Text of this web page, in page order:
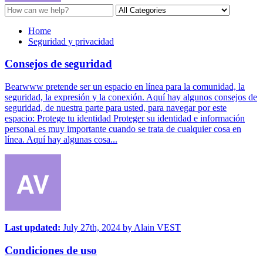
Home
Seguridad y privacidad
Consejos de seguridad
Bearwww pretende ser un espacio en línea para la comunidad, la
seguridad, la expresión y la conexión. Aquí hay algunos consejos de
seguridad, de nuestra parte para usted, para navegar por este
espacio: Protege tu identidad Proteger su identidad e información
personal es muy importante cuando se trata de cualquier cosa en
línea. Aquí hay algunas cosa...
Last updated: July 27th, 2024 by Alain VEST
Condiciones de uso